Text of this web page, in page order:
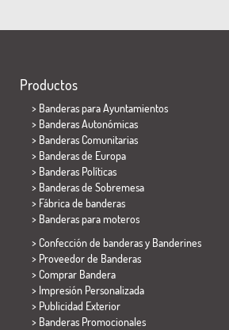
Productos
> Banderas para Ayuntamientos
> Banderas Autonómicas
> Banderas Comunitarias
> Banderas de Europa
> Banderas Políticas
> Banderas de Sobremesa
> Fábrica de banderas
> Banderas para moteros
> Confección de banderas y Banderines
> Proveedor de Banderas
> Comprar Bandera
> Impresión Personalizada
> Publicidad Exterior
> Banderas Promocionales